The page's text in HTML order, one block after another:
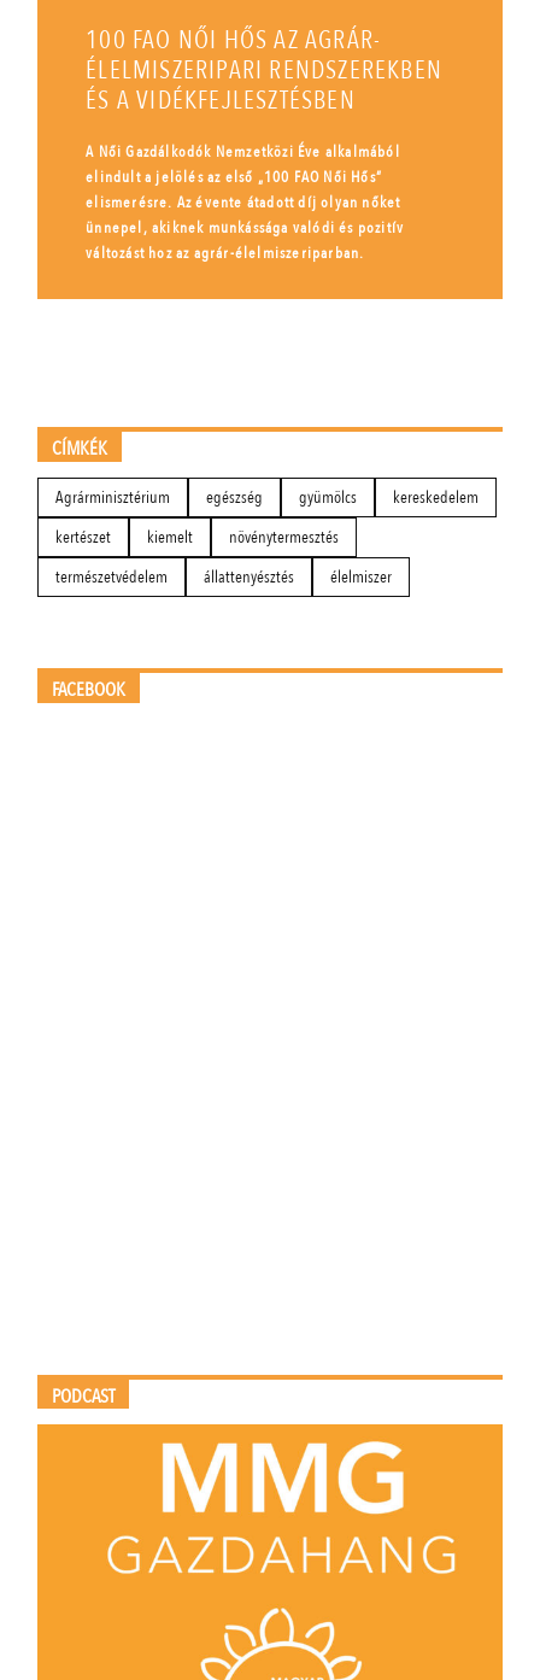
100 FAO NŐI HŐS AZ AGRÁR-
ÉLELMISZERIPARI RENDSZEREKBEN
ÉS A VIDÉKFEJLESZTÉSBEN
A Női Gazdálkodók Nemzetközi Éve alkalmából
elindult a jelölés az első „100 FAO Női Hős”
elismerésre. Az évente átadott díj olyan nőket
ünnepel, akiknek munkássága valódi és pozitív
változást hoz az agrár-élelmiszeriparban.
CÍMKÉK
Agrárminisztérium egészség gyümölcs
kereskedelem
kertészet
kiemelt
növénytermesztés
természetvédelem
állattenyésztés élelmiszer
FACEBOOK
PODCAST